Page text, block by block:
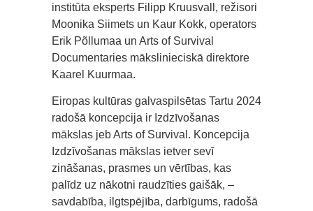
institūta eksperts Filipp Kruusvall, režisori
Moonika Siimets un Kaur Kokk, operators
Erik Põllumaa un Arts of Survival
Documentaries mākslinieciskā direktore
Kaarel Kuurmaa.
Eiropas kultūras galvaspilsētas Tartu 2024
radošā koncepcija ir Izdzīvošanas
mākslas jeb Arts of Survival. Koncepcija
Izdzīvošanas mākslas ietver sevī
zināšanas, prasmes un vērtības, kas
palīdz uz nākotni raudzīties gaišāk, –
savdabība, ilgtspējība, darbīgums, radošā